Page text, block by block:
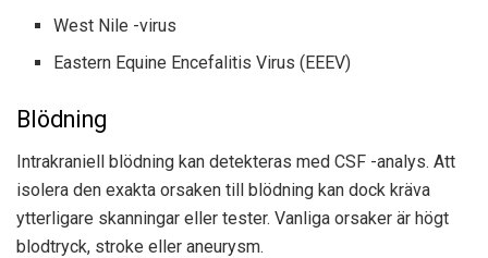
West Nile -virus
Eastern Equine Encefalitis Virus (EEEV)
Blödning
Intrakraniell blödning kan detekteras med CSF -analys. Att
isolera den exakta orsaken till blödning kan dock kräva
ytterligare skanningar eller tester. Vanliga orsaker är högt
blodtryck, stroke eller aneurysm.